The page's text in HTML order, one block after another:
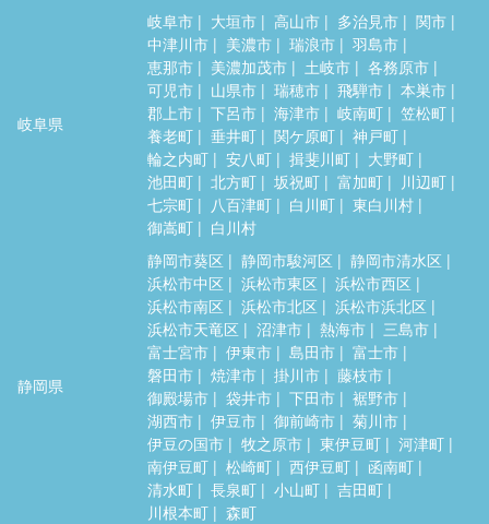
岐阜県
岐阜市 大垣市 高山市 多治見市
関市
中津川市
美濃市 瑞浪市
羽島市
恵那市
美濃加茂市 土岐市
各務原市
可児市
山県市 瑞穂市 飛騨市
本巣市
郡上市
下呂市 海津市 岐南町
笠松町
養老町
垂井町 関ケ原町
神戸町
輪之内町
安八町 揖斐川町
大野町
池田町
北方町 坂祝町 富加町
川辺町
七宗町
八百津町 白川町
東白川村
御嵩町
白川村
静岡県
静岡市葵区 静岡市駿河区
静岡市清水区
浜松市中区
浜松市東区
浜松市西区
浜松市南区
浜松市北区
浜松市浜北区
浜松市天竜区
沼津市 熱海市
三島市
富士宮市
伊東市 島田市
富士市
磐田市
焼津市 掛川市
藤枝市
御殿場市
袋井市 下田市
裾野市
湖西市
伊豆市 御前崎市
菊川市
伊豆の国市
牧之原市 東伊豆町
河津町
南伊豆町
松崎町 西伊豆町
函南町
清水町
長泉町 小山町
吉田町
川根本町
森町